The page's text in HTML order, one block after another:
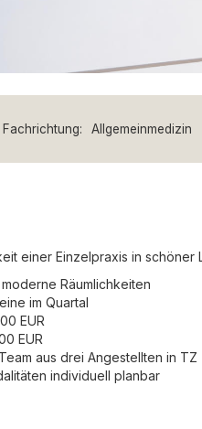
Fachrichtung: Allgemeinmedizin
einer Einzelpraxis in
Räumlichkeiten
im Quartal
EUR
EUR
aus drei Angestellten in TZ
individuell planbar